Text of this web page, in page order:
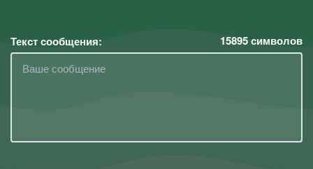
Текст сообщения: 15895символов